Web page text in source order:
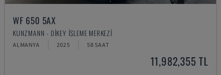
WF 650 5AX
KUNZMANN - DIKEY İŞLEME MERKEZI
ALMANYA 2025 58 SAAT
11,982,355 TL